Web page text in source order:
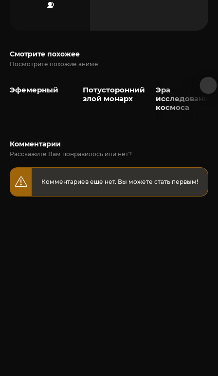
0
Смотрите похожее
Посмотрите похожие аниме
Эфемерный
Потусторонний
злой монарх
Эра
исследования
космоса
Комментарии
Расскажите Вам понравилось или нет?
Комментариев еще нет. Вы можете стать первым!